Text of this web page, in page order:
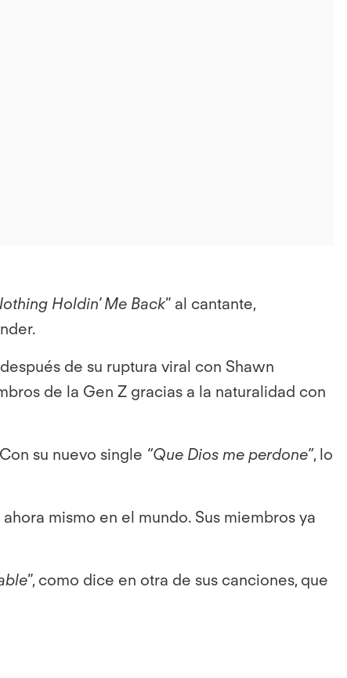
Holdin’ Me Back” al cantante,
después de su ruptura viral con Shawn
de la Gen Z gracias a la naturalidad con
su nuevo single “Que Dios me perdone”, lo
mismo en el mundo. Sus miembros ya
”, como dice en otra de sus canciones, que